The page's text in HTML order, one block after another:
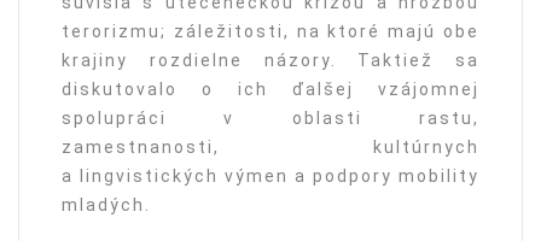
terorizmu; záležitosti, na ktoré majú obe
krajiny rozdielne názory. Taktiež sa
diskutovalo o ich ďalšej vzájomnej
spolupráci v oblasti rastu,
zamestnanosti, kultúrnych
a lingvistických výmen a podpory mobility
mladých.